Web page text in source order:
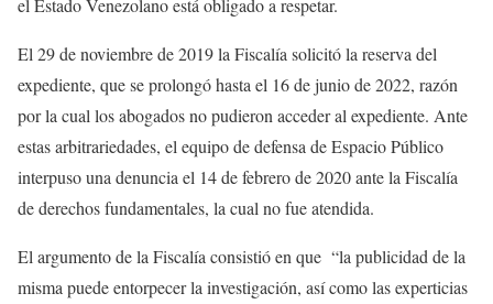
el Estado Venezolano está obligado a respetar.
El 29 de noviembre de 2019 la Fiscalía solicitó la reserva del
expediente, que se prolongó hasta el 16 de junio de 2022, razón
por la cual los abogados no pudieron acceder al expediente. Ante
estas arbitrariedades, el equipo de defensa de Espacio Público
interpuso una denuncia el 14 de febrero de 2020 ante la Fiscalía
de derechos fundamentales, la cual no fue atendida.
El argumento de la Fiscalía consistió en que “la publicidad de la
misma puede entorpecer la investigación, así como las experticias